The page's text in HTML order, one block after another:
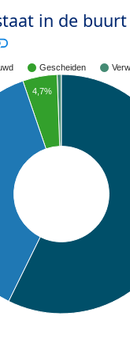
in de buurt
Gescheiden
4,7%